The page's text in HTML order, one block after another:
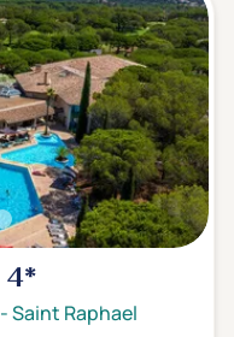
4*
-Saint Raphael